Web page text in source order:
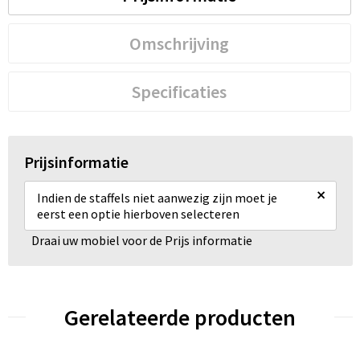
Omschrijving
Specificaties
Prijsinformatie
Indien de staffels niet aanwezig zijn moet je
eerst een optie hierboven selecteren
×
Draai uw mobiel voor de Prijs informatie
Gerelateerde producten